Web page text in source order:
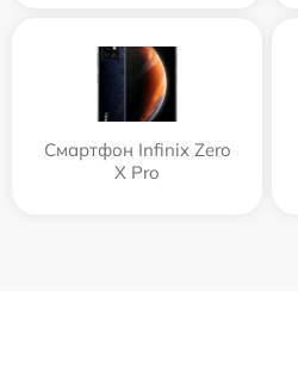
Смартфон Infinix Zero
X Pro